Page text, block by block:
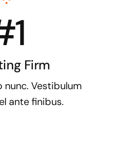
Firm
nunc. Vestibulum
ante finibus.